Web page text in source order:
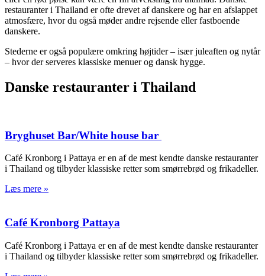
restauranter i Thailand er ofte drevet af danskere og har en afslappet
atmosfære, hvor du også møder andre rejsende eller fastboende
danskere.
Stederne er også populære omkring højtider – især juleaften og nytår
– hvor der serveres klassiske menuer og dansk hygge.
Danske restauranter i Thailand
Bryghuset Bar/White house bar
Café Kronborg i Pattaya er en af de mest kendte danske restauranter
i Thailand og tilbyder klassiske retter som smørrebrød og frikadeller.
Læs mere »
Café Kronborg Pattaya
Café Kronborg i Pattaya er en af de mest kendte danske restauranter
i Thailand og tilbyder klassiske retter som smørrebrød og frikadeller.